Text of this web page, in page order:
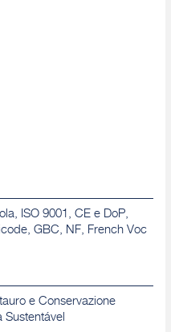
ISO 9001, CE e DoP,
GBC, NF, French Voc
e Conservazione
Sustentável